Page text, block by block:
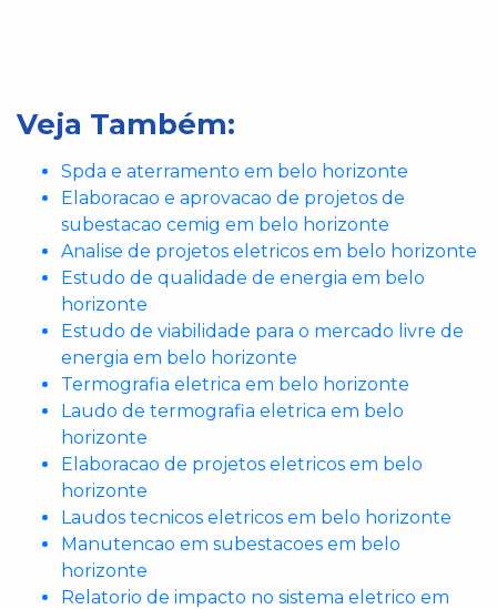
Veja Também:
Spda e aterramento em belo horizonte
Elaboracao e aprovacao de projetos de
subestacao cemig em belo horizonte
Analise de projetos eletricos em belo horizonte
Estudo de qualidade de energia em belo
horizonte
Estudo de viabilidade para o mercado livre de
energia em belo horizonte
Termografia eletrica em belo horizonte
Laudo de termografia eletrica em belo
horizonte
Elaboracao de projetos eletricos em belo
horizonte
Laudos tecnicos eletricos em belo horizonte
Manutencao em subestacoes em belo
horizonte
Relatorio de impacto no sistema eletrico em